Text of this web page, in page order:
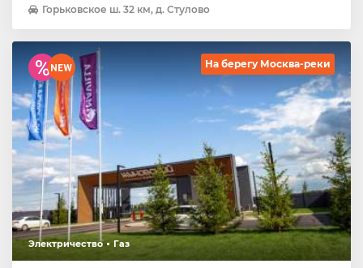
Горьковское ш. 32 км, д. Стулово
На берегу Москва-реки
Электричество Газ